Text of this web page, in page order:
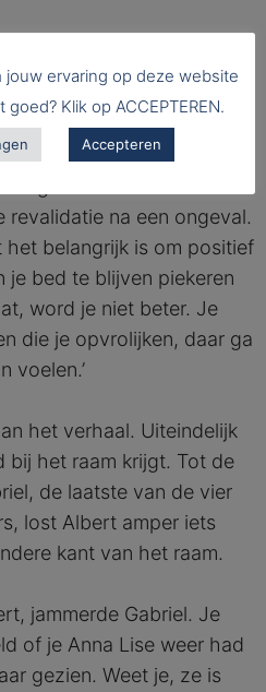
die geneest door te
ziet,’ zegt Julie. In haar
revalidatie na een ongeval.
het belangrijk is om positief
je bed te blijven piekeren
word je niet beter. Je
die je opvrolijken, daar ga
voelen.’
het verhaal. Uiteindelijk
bij het raam krijgt. Tot de
de laatste van de vier
lost Albert amper iets
kant van het raam.
jammerde Gabriel. Je
of je Anna Lise weer had
gezien. Weet je, ze is
ervaring op deze website
Klik op ACCEPTEREN.
Accepteren